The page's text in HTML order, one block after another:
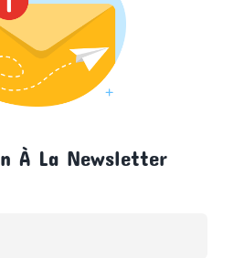
À La Newsletter